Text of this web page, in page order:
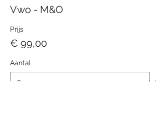
Vwo - M&O
Prijs
€ 99,00
Aantal